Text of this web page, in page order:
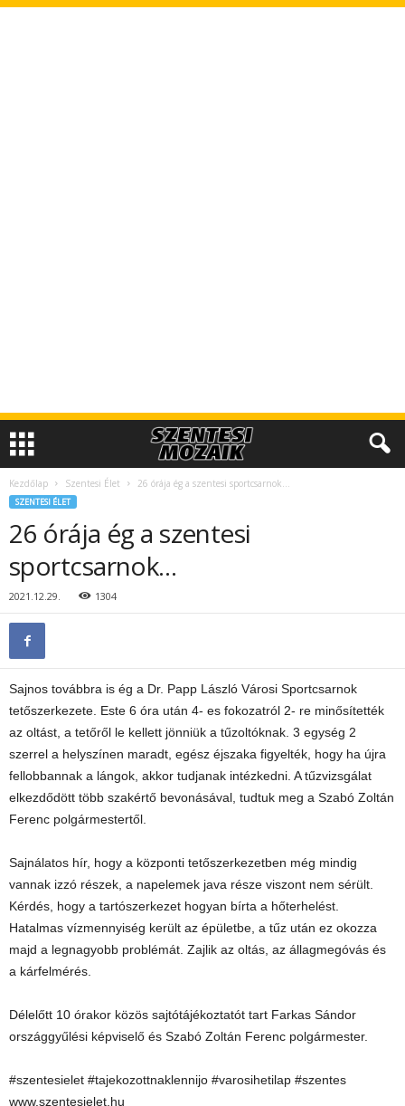
Kezdőlap Szentesi Élet 26 órája ég a szentesi sportcsarnok…
SZENTESI ÉLET
26 órája ég a szentesi
sportcsarnok…
2021.12.29. 1304
Sajnos továbbra is ég a Dr. Papp László Városi Sportcsarnok
tetőszerkezete. Este 6 óra után 4- es fokozatról 2- re minősítették
az oltást, a tetőről le kellett jönniük a tűzoltóknak. 3 egység 2
szerrel a helyszínen maradt, egész éjszaka figyelték, hogy ha újra
fellobbannak a lángok, akkor tudjanak intézkedni. A tűzvizsgálat
elkezdődött több szakértő bevonásával, tudtuk meg a Szabó Zoltán
Ferenc polgármestertől.
Sajnálatos hír, hogy a központi tetőszerkezetben még mindig
vannak izzó részek, a napelemek java része viszont nem sérült.
Kérdés, hogy a tartószerkezet hogyan bírta a hőterhelést.
Hatalmas vízmennyiség került az épületbe, a tűz után ez okozza
majd a legnagyobb problémát. Zajlik az oltás, az állagmegóvás és
a kárfelmérés.
Délelőtt 10 órakor közös sajtótájékoztatót tart Farkas Sándor
országgyűlési képviselő és Szabó Zoltán Ferenc polgármester.
#szentesielet #tajekozottnaklennijo #varosihetilap #szentes
www.szentesielet.hu